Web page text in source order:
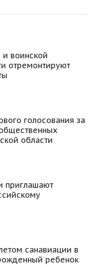
и воинской
отремонтируют
голосования за
области
приглашают
санавиации в
ребенок